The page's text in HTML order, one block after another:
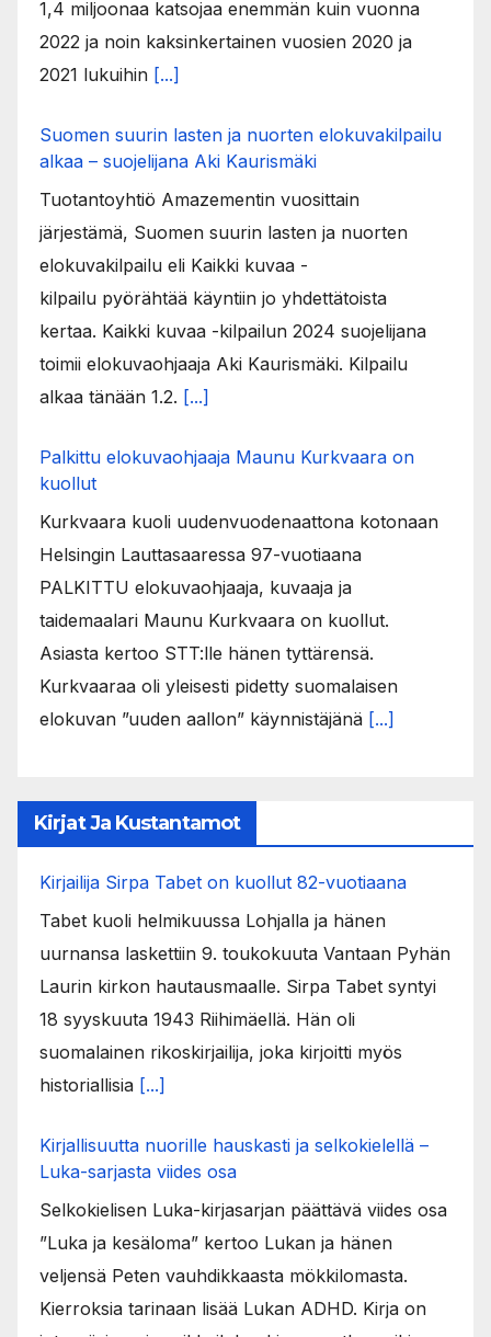
1,4 miljoonaa katsojaa enemmän kuin vuonna
2022 ja noin kaksinkertainen vuosien 2020 ja
2021 lukuihin [...]
Suomen suurin lasten ja nuorten elokuvakilpailu
alkaa – suojelijana Aki Kaurismäki
Tuotantoyhtiö Amazementin vuosittain
järjestämä, Suomen suurin lasten ja nuorten
elokuvakilpailu eli Kaikki kuvaa -
kilpailu pyörähtää käyntiin jo yhdettätoista
kertaa. Kaikki kuvaa -kilpailun 2024 suojelijana
toimii elokuvaohjaaja Aki Kaurismäki. Kilpailu
alkaa tänään 1.2. [...]
Palkittu elokuvaohjaaja Maunu Kurkvaara on
kuollut
Kurkvaara kuoli uudenvuodenaattona kotonaan
Helsingin Lauttasaaressa 97-vuotiaana
PALKITTU elokuvaohjaaja, kuvaaja ja
taidemaalari Maunu Kurkvaara on kuollut.
Asiasta kertoo STT:lle hänen tyttärensä.
Kurkvaaraa oli yleisesti pidetty suomalaisen
elokuvan ”uuden aallon” käynnistäjänä [...]
Kirjat Ja Kustantamot
Kirjailija Sirpa Tabet on kuollut 82-vuotiaana
Tabet kuoli helmikuussa Lohjalla ja hänen
uurnansa laskettiin 9. toukokuuta Vantaan Pyhän
Laurin kirkon hautausmaalle. Sirpa Tabet syntyi
18 syyskuuta 1943 Riihimäellä. Hän oli
suomalainen rikoskirjailija, joka kirjoitti myös
historiallisia [...]
Kirjallisuutta nuorille hauskasti ja selkokielellä –
Luka-sarjasta viides osa
Selkokielisen Luka-kirjasarjan päättävä viides osa
”Luka ja kesäloma” kertoo Lukan ja hänen
veljensä Peten vauhdikkaasta mökkilomasta.
Kierroksia tarinaan lisää Lukan ADHD. Kirja on